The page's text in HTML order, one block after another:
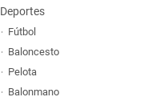
Deportes
Fútbol
Baloncesto
Pelota
Balonmano